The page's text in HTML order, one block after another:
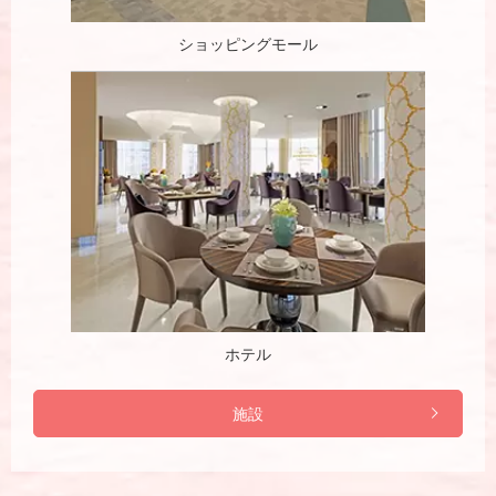
ショッピングモール
ホテル
施設